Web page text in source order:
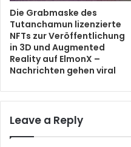
Die Grabmaske des
Tutanchamun lizenzierte
NFTs zur Veröffentlichung
in 3D und Augmented
Reality auf ElmonX –
Nachrichten gehen viral
Leave a Reply